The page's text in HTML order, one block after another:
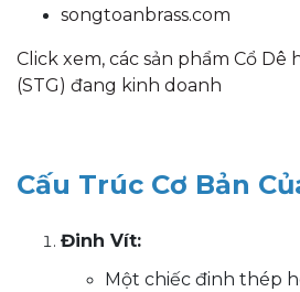
songtoanbrass.com
Click xem, các sản phẩm Cổ Dê
(STG) đang kinh doanh
Cấu Trúc Cơ Bản
Đinh Vít:
Một chiếc đinh thép